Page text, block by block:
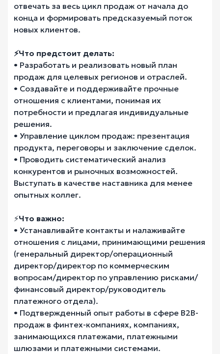
отвечать за весь цикл продаж от начала до
конца и формировать предсказуемый поток
новых клиентов.
⚡️Что предстоит делать:
• Разработать и реализовать новый план
продаж для целевых регионов и отраслей.
• Создавайте и поддерживайте прочные
отношения с клиентами, понимая их
потребности и предлагая индивидуальные
решения.
• Управление циклом продаж: презентация
продукта, переговоры и заключение сделок.
• Проводить систематический анализ
конкурентов и рыночных возможностей.
Выступать в качестве наставника для менее
опытных коллег.
⚡️Что важно:
• Устанавливайте контакты и налаживайте
отношения с лицами, принимающими решения
(генеральный директор/операционный
директор/директор по коммерческим
вопросам/директор по управлению рисками/
финансовый директор/руководитель
платежного отдела).
• Подтвержденный опыт работы в сфере B2B-
продаж в финтех-компаниях, компаниях,
занимающихся платежами, платежными
шлюзами и платежными системами.